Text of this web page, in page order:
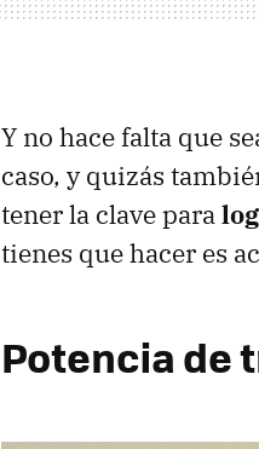
Y no hace falta que
caso, y quizás
tener la clave para
tienes que hacer es
Potencia de